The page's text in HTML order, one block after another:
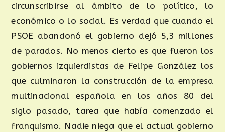
circunscribirse al ámbito de lo político, lo
económico o lo social. Es verdad que cuando el
PSOE abandonó el gobierno dejó 5,3 millones
de parados. No menos cierto es que fueron los
gobiernos izquierdistas de Felipe González los
que culminaron la construcción de la empresa
multinacional española en los años 80 del
siglo pasado, tarea que había comenzado el
franquismo. Nadie niega que el actual gobierno